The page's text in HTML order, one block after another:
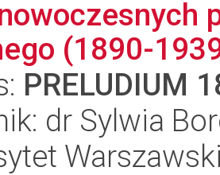
(1890-
PRELUDIUM
dr Sylwia